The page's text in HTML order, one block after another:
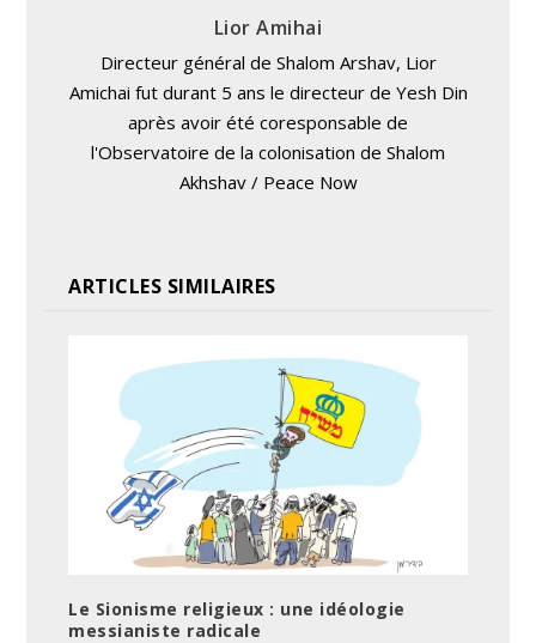
Lior Amihai
Directeur général de Shalom Arshav, Lior
Amichai fut durant 5 ans le directeur de Yesh Din
après avoir été coresponsable de
l'Observatoire de la colonisation de Shalom
Akhshav / Peace Now
ARTICLES SIMILAIRES
Le Sionisme religieux : une idéologie
messianiste radicale